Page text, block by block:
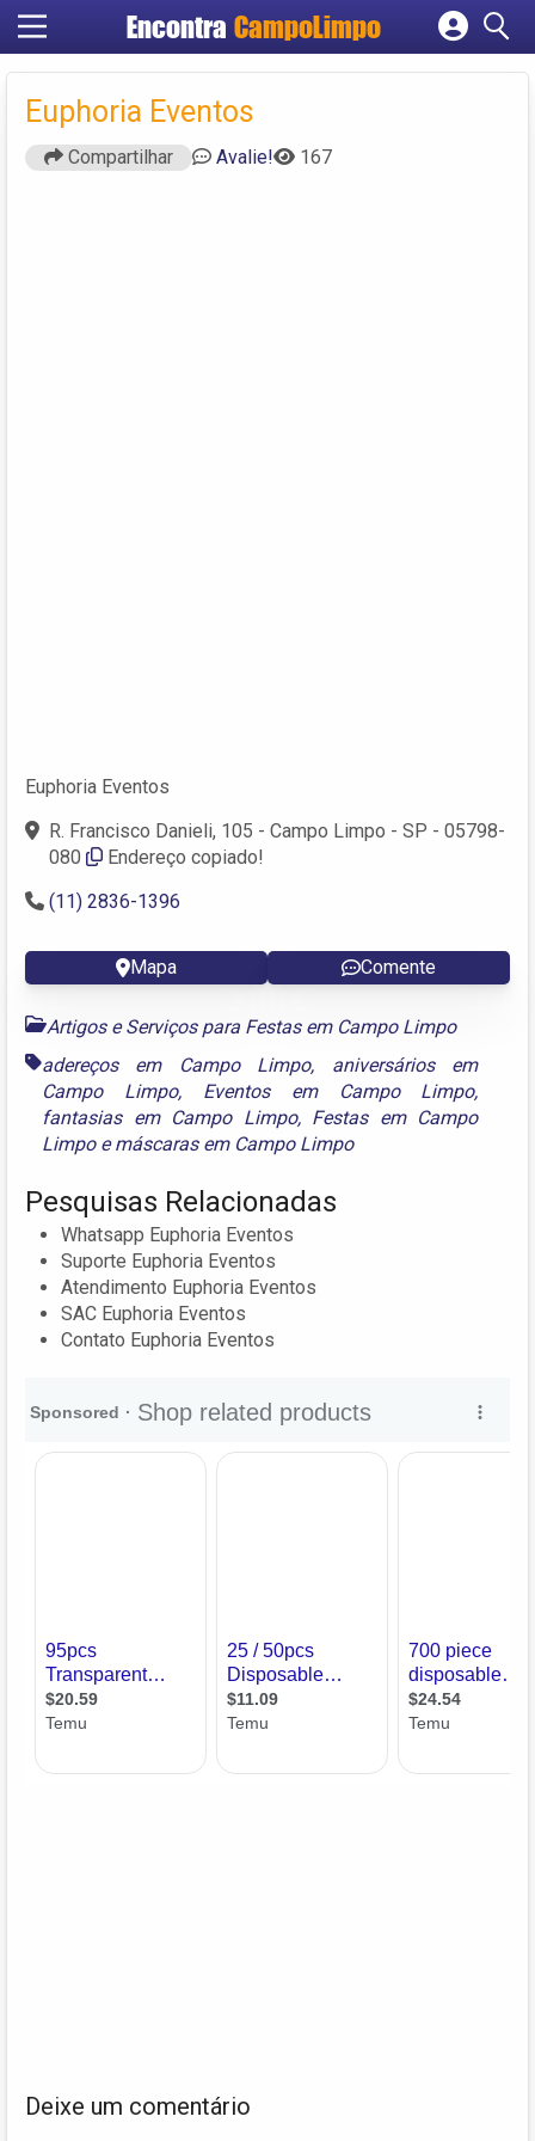
Encontra CampoLimpo
Cadastrar empresa
Criar conta
Euphoria Eventos
Compartilhar Avalie! 167
Euphoria Eventos
R. Francisco Danieli, 105 - Campo Limpo - SP - 05798-
080
Endereço copiado!
(11) 2836-1396
Mapa Comente
Artigos e Serviços para Festas em Campo Limpo
adereços em Campo Limpo, aniversários em
Campo Limpo, Eventos em Campo Limpo,
fantasias em Campo Limpo, Festas em Campo
Limpoemáscaras em Campo Limpo
Pesquisas Relacionadas
Whatsapp Euphoria Eventos
Suporte Euphoria Eventos
Atendimento Euphoria Eventos
SAC Euphoria Eventos
Contato Euphoria Eventos
Deixe um comentário